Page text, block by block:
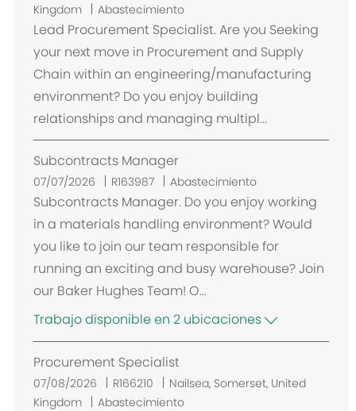
b
i
c
i
ó
n
Kingdom
Abastecimiento
Lead Procurement Specialist. Are you Seeking
your next move in Procurement and Supply
Chain within an engineering/manufacturing
environment? Do you enjoy building
relationships and managing multipl...
Subcontracts Manager
07/07/2026 R163987 Abastecimiento
Subcontracts Manager. Do you enjoy working
in a materials handling environment? Would
you like to join our team responsible for
running an exciting and busy warehouse? Join
our Baker Hughes Team! O...
Trabajo disponible en 2 ubicaciones
Procurement Specialist
07/08/2026 R166210
U
b
Nailsea, Somerset, United
Kingdom
Abastecimiento